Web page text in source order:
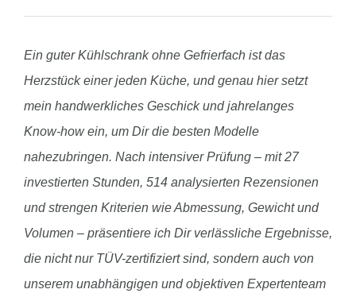
Ein guter Kühlschrank ohne Gefrierfach ist das
Herzstück einer jeden Küche, und genau hier setzt
mein handwerkliches Geschick und jahrelanges
Know-how ein, um Dir die besten Modelle
nahezubringen. Nach intensiver Prüfung – mit 27
investierten Stunden, 514 analysierten Rezensionen
und strengen Kriterien wie Abmessung, Gewicht und
Volumen – präsentiere ich Dir verlässliche Ergebnisse,
die nicht nur TÜV-zertifiziert sind, sondern auch von
unserem unabhängigen und objektiven Expertenteam